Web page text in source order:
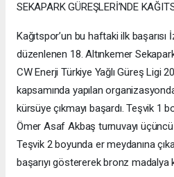
SEKAPARK GÜREŞLERİ’NDE
Kağıtspor’un bu haftaki ilk
düzenlenen 18. Altınkemer
CW Enerji Türkiye Yağlı Güreş Ligi
kapsamında yapılan
kürsüye çıkmayı başardı. Teşvik 1
Ömer Asaf Akbaş turnuvayı
Teşvik 2 boyunda er meydanına
başarıyı göstererek bronz madalya